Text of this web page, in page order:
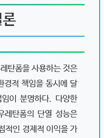
탄폼을 사용하는 것은
경적 책임을 동시에 달
이 분명하다. 다양한
레탄폼의 단열 성능은
적인 경제적 이익을 가